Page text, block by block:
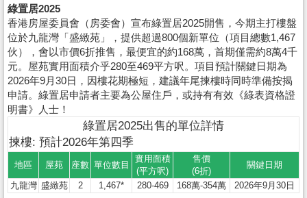
綠置居2025
香港房屋委員會（房委會）宣布綠置居2025開售，今期主打樓盤
位於九龍灣「盛緻苑」，提供超過800個新單位（項目總數1,467
伙），會以市價6折推售，最便宜的約168萬，首期僅需約8萬4千
元。屋苑實用面積介乎280至469平方呎。項目預計關鍵日期為
2026年9月30日，因樓花期極短，建議年尾揀樓時同時準備按揭
申請。綠置居申請者主要為公屋住戶，或持有有效《綠表資格證
明書》人士！
綠置居2025出售的單位詳情
揀樓: 預計2026年第四季
地區 屋苑 座數 單位數目
實用面積
(平方呎)
售價
(6折)
關鍵日期
九龍灣 盛緻苑 2 1,467* 280-469 168萬-354萬 2026年9月30日